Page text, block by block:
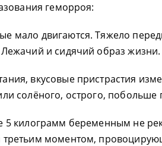
геморроя:
мало двигаются. Тяжело
и сидячий образ жизни.
вкусовые пристрастия
солёного, острого, побольше
5 килограмм беременным не
третьим моментом,